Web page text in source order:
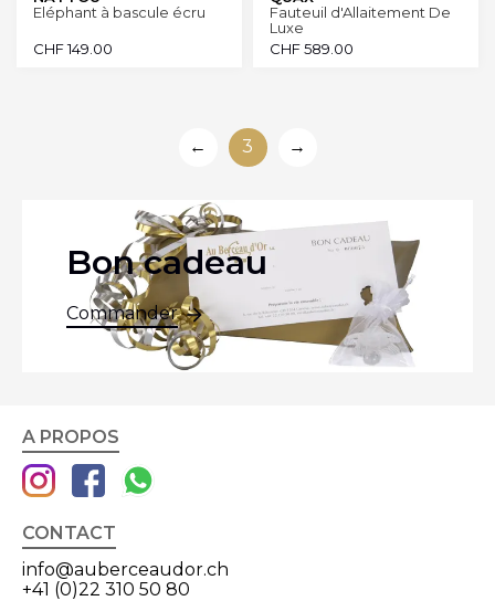
Eléphant à bascule écru
CHF149.00
Fauteuil d'Allaitement De
Luxe
CHF589.00
← 3 →
Bon cadeau
Commander
A PROPOS
CONTACT
info@auberceaudor.ch
+41 (0)22 310 50 80